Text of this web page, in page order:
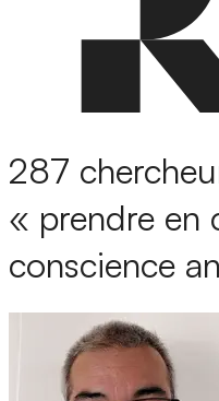
287
« prendre en
conscience